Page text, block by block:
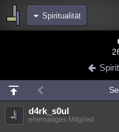
Spiritualität
Chat Wiki Neuigkeiten
meine Rubriken
Menschen Wissenschaft
d4rk_s0ul
ehemaliges Mitglied